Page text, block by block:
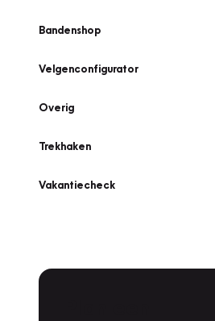
Bandenshop
Velgenconfigurator
Overig
Trekhaken
Vakantiecheck